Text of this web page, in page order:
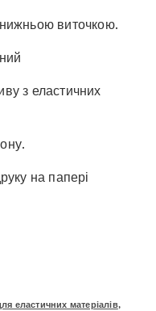
виточкою.
з еластичних
на папері
еластичних матеріалів,